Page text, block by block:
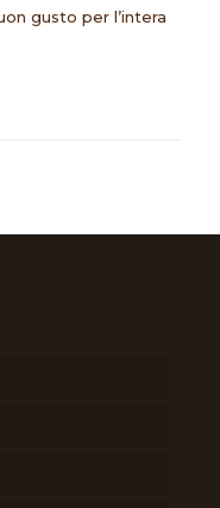
gusto per l’intera